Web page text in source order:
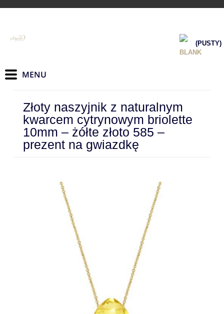
(PUSTY)
Złoty naszyjnik z naturalnym
kwarcem cytrynowym briolette
10mm – żółte złoto 585 –
prezent na gwiazdkę